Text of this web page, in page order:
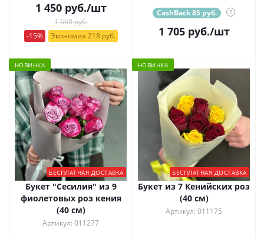
1 450руб./шт
1 668 руб.
-15%
Экономия 218 руб.
CashBack 85 руб. ?
1 705руб./шт
НОВИНКА
БЕСПЛАТНАЯ ДОСТАВКА
Букет "Сесилия" из 9
фиолетовых роз кения
(40 см)
Артикул: 011277
НОВИНКА
БЕСПЛАТНАЯ ДОСТАВКА
Букет из 7 Кенийских роз
(40 см)
Артикул: 011175